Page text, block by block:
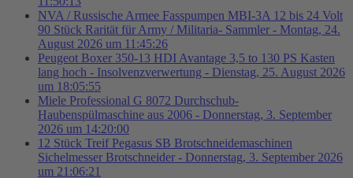
NVA / Russische Armee Fasspumpen MBI-3A 12 bis 24 Volt
90 Stück Rarität für Army / Militaria- Sammler - Montag, 24.
August 2026 um 11:45:26
Peugeot Boxer 350-13 HDI Avantage 3,5 to 130 PS Kasten
lang hoch - Insolvenzverwertung - Dienstag, 25. August 2026
um 18:05:55
Miele Professional G 8072 Durchschub-
Haubenspülmaschine aus 2006 - Donnerstag, 3. September
2026 um 14:20:00
12 Stück Treif Pegasus SB Brotschneidemaschinen
Sichelmesser Brotschneider - Donnerstag, 3. September 2026
um 21:06:21